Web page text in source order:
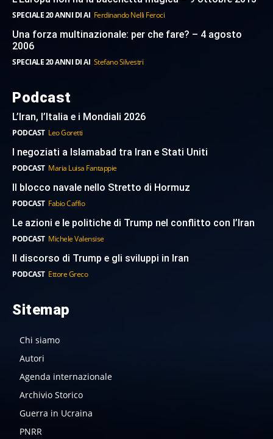
SPECIALE 20 ANNI DI AI Ferdinando Nelli Feroci
Una forza multinazionale: per che fare? – 4 agosto
2006
SPECIALE 20 ANNI DI AI Stefano Silvestri
Podcast
L’Iran, l’Italia e i Mondiali 2026
PODCAST Leo Goretti
I negoziati a Islamabad tra Iran e Stati Uniti
PODCAST Maria Luisa Fantappie
Il blocco navale nello Stretto di Hormuz
PODCAST Fabio Caffio
Le azioni e le politiche di Trump nel conflitto con l’Iran
PODCAST Michele Valensise
Il discorso di Trump e gli sviluppi in Iran
PODCAST Ettore Greco
Sitemap
Chi siamo
Autori
Agenda internazionale
Archivio Storico
Guerra in Ucraina
PNRR